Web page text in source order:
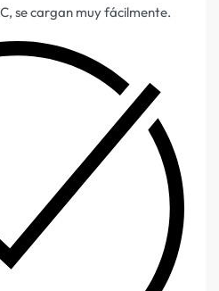
se cargan muy fácilmente.